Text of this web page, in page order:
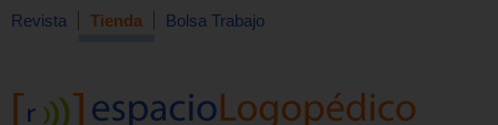
Revista Tienda Bolsa Trabajo